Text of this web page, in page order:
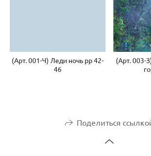
(Арт. 001-Ч) Леди ночь рр 42-
46
(Арт. 003-
Поделиться